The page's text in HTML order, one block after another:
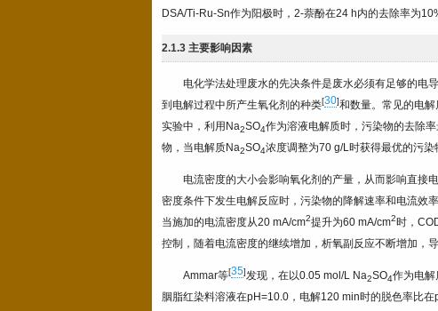
DSA/Ti-Ru-Sn作为阳极时，2-萘酚在24 h内的去除率为
2.1.3 主要影响因素
电化学法处理废水的先决条件是废水必须有足够的电
到电解过程中所产生氧化剂的种类[30]和数量。常见的电
实验中，利用Na2SO4作为溶液电解质时，污染物的去除
物，当电解质Na2SO4浓度调整为70 g/L时获得最优的污染
电流密度的大小会影响氧化剂的产量，从而影响直接
密度条件下发生电解反应时，污染物的降解速率和电流效
当施加的电流密度从20 mA/cm2提升为60 mA/cm2时，
控制，随着电流密度的继续增加，析氧副反应不断增加，
Ammar等[35]发现，在以0.05 mol/L Na2SO4作为电
胭脂红染料溶液在pH=10.0，电解120 min时的脱色率比